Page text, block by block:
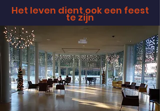
Het leven dient ook een feest
te zijn